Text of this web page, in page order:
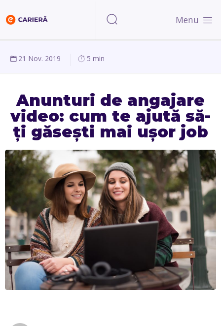
Menu
21 Nov. 2019 5 min
Anunturi de angajare
video: cum te ajută să-
ți găsești mai ușor job